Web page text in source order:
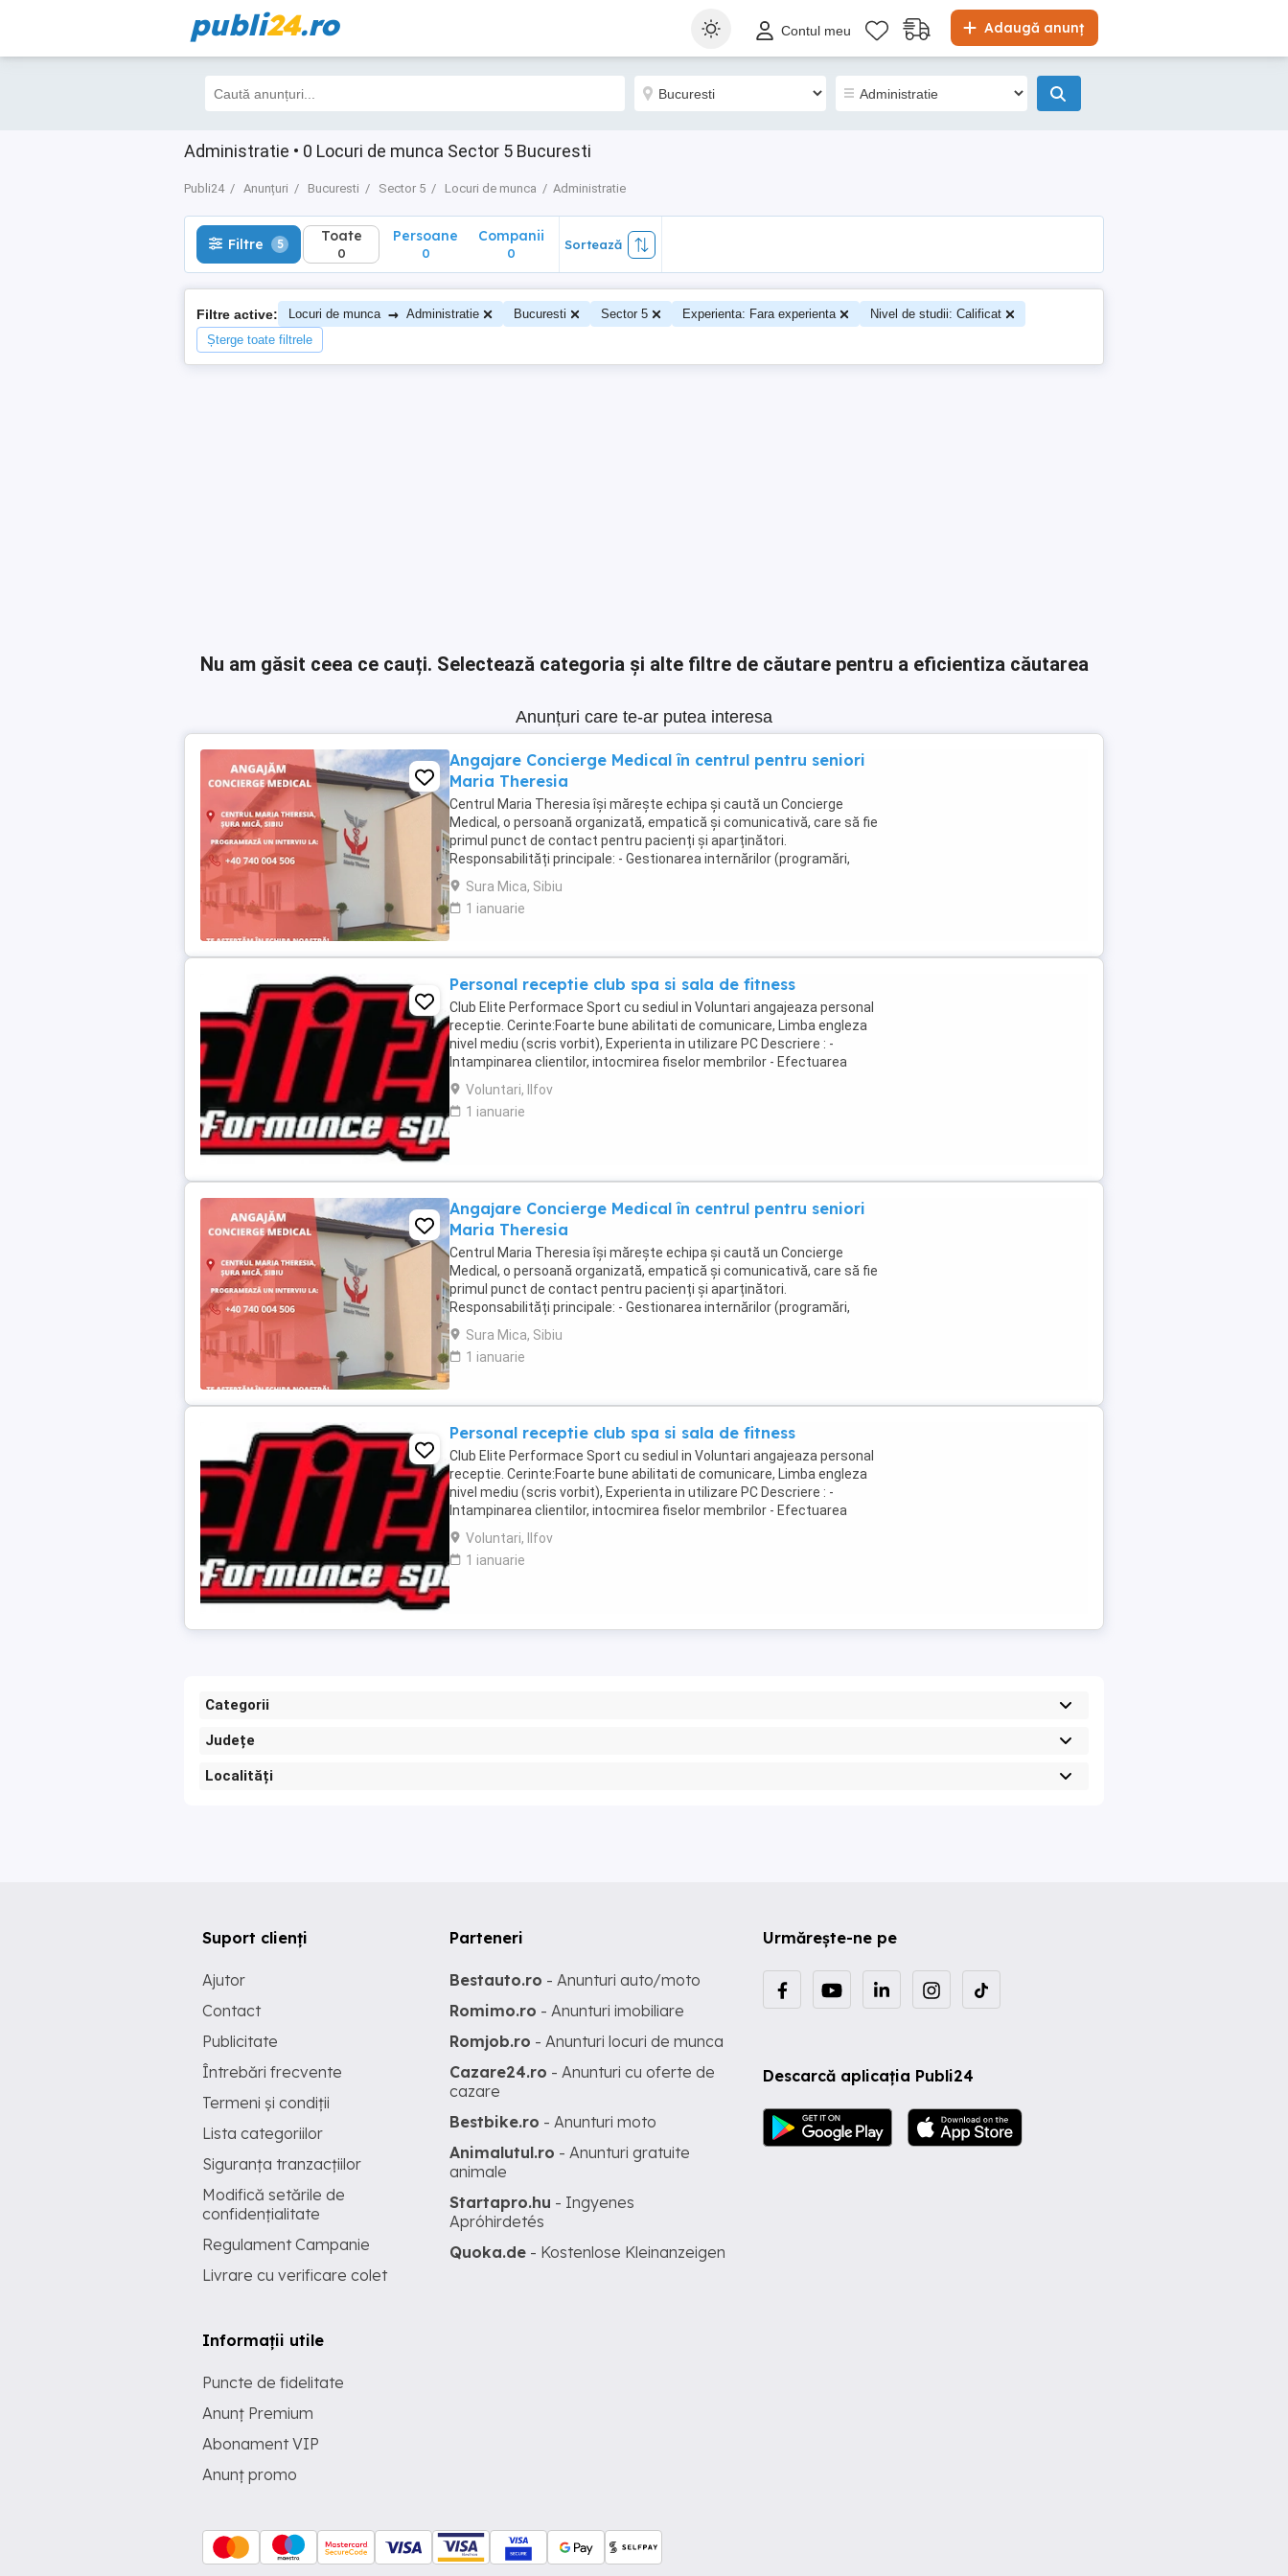
publi24.ro Adaugă anunț
Contul meu
Administratie • 0 Locuri de munca Sector 5 Bucuresti
Publi24 Anunțuri Bucuresti Sector 5 Locuri de munca Administratie
Filtre 5 Toate
0
Filtre 5 Toate
0
Persoane
0
Companii
0
Sortează
Filtre active: Locuri de munca → Administratie Bucuresti Sector 5 Experienta: Fara experienta
Nivel de studii: Calificat
Șterge toate filtrele
Nu am găsit ceea ce cauți. Selectează categoria și alte filtre de căutare pentru a eficientiza căutarea
Anunțuri care te-ar putea interesa
Angajare Concierge Medical în centrul pentru seniori
Maria Theresia
Centrul Maria Theresia își mărește echipa și caută un Concierge
Medical, o persoană organizată, empatică și comunicativă, care să fie
primul punct de contact pentru pacienți și aparținători.
Responsabilități principale: - Gestionarea internărilor (programări,
documente, relația cu aparținătorii) - ...
Sura Mica, Sibiu
1 ianuarie
Personal receptie club spa si sala de fitness
Club Elite Performace Sport cu sediul in Voluntari angajeaza personal
receptie. Cerinte:Foarte bune abilitati de comunicare, Limba engleza
nivel mediu (scris vorbit), Experienta in utilizare PC Descriere : -
Intampinarea clientilor, intocmirea fiselor membrilor - Efectuarea
operatiunilor check in - ...
Voluntari, Ilfov
1 ianuarie
Angajare Concierge Medical în centrul pentru seniori
Maria Theresia
Centrul Maria Theresia își mărește echipa și caută un Concierge
Medical, o persoană organizată, empatică și comunicativă, care să fie
primul punct de contact pentru pacienți și aparținători.
Responsabilități principale: - Gestionarea internărilor (programări,
documente, relația cu aparținătorii) - ...
Sura Mica, Sibiu
1 ianuarie
Personal receptie club spa si sala de fitness
Club Elite Performace Sport cu sediul in Voluntari angajeaza personal
receptie. Cerinte:Foarte bune abilitati de comunicare, Limba engleza
nivel mediu (scris vorbit), Experienta in utilizare PC Descriere : -
Intampinarea clientilor, intocmirea fiselor membrilor - Efectuarea
operatiunilor check in - ...
Voluntari, Ilfov
1 ianuarie
Categorii
Județe
Localități
Urmărește-ne pe
Descarcă aplicația Publi24
Suport clienți
Ajutor
Contact
Publicitate
Întrebări frecvente
Termeni și condiții
Lista categoriilor
Siguranța tranzacțiilor
Modifică setările de
confidențialitate
Regulament Campanie
Livrare cu verificare colet
Informații utile
Puncte de fidelitate
Anunț Premium
Abonament VIP
Anunț promo
Parteneri
Bestauto.ro - Anunturi auto/moto
Romimo.ro - Anunturi imobiliare
Romjob.ro - Anunturi locuri de munca
Cazare24.ro - Anunturi cu oferte de
cazare
Bestbike.ro - Anunturi moto
Animalutul.ro - Anunturi gratuite
animale
Startapro.hu - Ingyenes
Apróhirdetés
Quoka.de - Kostenlose Kleinanzeigen